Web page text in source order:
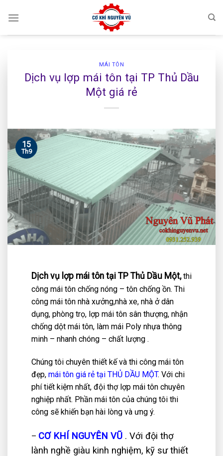
MÁI TÔN
Dịch vụ lợp mái tôn tại TP Thủ Dầu
Một giá rẻ
15
Th9
Dịch vụ lợp mái tôn tại TP Thủ Dầu Một,thi
công mái tôn chống nóng – tôn chống ồn. Thi
công mái tôn nhà xưởng,nhà xe, nhà ở dân
dụng, phòng trọ, lợp mái tôn sân thượng, nhận
chống dột mái tôn, làm mái Poly nhựa thông
minh – nhanh chóng – chất lượng .
Chúng tôi chuyên thiết kế và thi công mái tôn
đẹp, mái tôn giá rẻ tại THỦ DẦU MỘT. Với chi
phí tiết kiệm nhất, đội thợ lợp mái tôn chuyên
nghiệp nhất. Phần mái tôn của chúng tôi thi
công sẽ khiến bạn hài lòng và ưng ý.
– CƠ KHÍ NGUYÊN VŨ . Với đội thợ
lành nghề giàu kinh nghiệm, kỹ sư thiết